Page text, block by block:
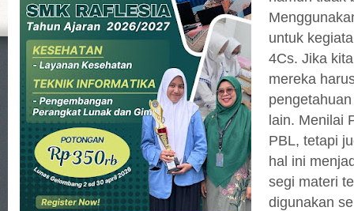
untuk
4Cs. Jika
mereka
lain. Menilai
PBL, tetapi
hal ini
segi materi
digunakan